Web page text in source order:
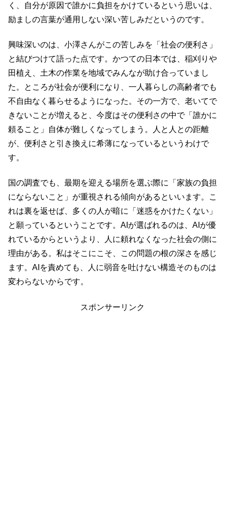
く、自分が原因で誰かに負担をかけているという思いは、
励ましの言葉が通用しない深い苦しみだというのです。
興味深いのは、小澤さんがこの苦しみを「社会の便利さ」
と結びつけて語った点です。かつての日本では、稲刈りや
田植え、土木の作業を地域でみんなが助け合っていまし
た。ところが社会が便利になり、一人暮らしの高齢者でも
不自由なく暮らせるようになった。その一方で、老いてで
きないことが増えると、今度はその便利さの中で「誰かに
頼ること」自体が難しくなってしまう。人と人との距離
が、便利さと引き換えに希薄になっているというわけで
す。
国の調査でも、最期を迎える場所を選ぶ際に「家族の負担
にならないこと」が重視される傾向があるといいます。こ
れは裏を返せば、多くの人が暗に「迷惑をかけたくない」
と願っているということです。AIが選ばれるのは、AIが優
れているからというより、人に頼れなくなった社会の側に
理由がある。私はそこにこそ、この問題の根の深さを感じ
ます。AIを責めても、人に弱音を吐けない構造そのものは
変わらないからです。
スポンサーリンク